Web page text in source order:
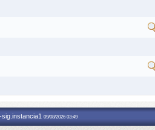
09/08/2026 03:49